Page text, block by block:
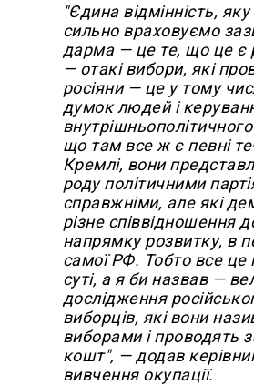
"Єдина відмінність,
сильно враховуємо
дарма — це те, що це є
— отакі вибори, які
росіяни — це у тому
думок людей і
що там все ж є певні
Кремлі, вони
роду політичними
справжніми, але які
різне співвідношення
напрямку розвитку, в
самої РФ. Тобто все це
суті, а я би назвав —
дослідження
виборців, які вони
виборами і проводять
кошт", — додав
вивчення окупації.